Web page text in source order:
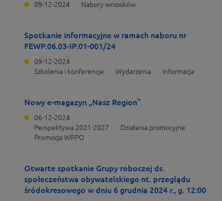
09-12-2024 Nabory wniosków
Spotkanie informacyjne w ramach naboru nr
FEWP.06.03-IP.01-001/24
09-12-2024
Szkolenia i konferencje
Wydarzenia Informacja
Nowy e-magazyn „Nasz Region”
06-12-2024
Perspektywa 2021-2027
Działania promocyjne
Promocja WRPO
Otwarte spotkanie Grupy roboczej ds.
społeczeństwa obywatelskiego nt. przeglądu
śródokresowego w dniu 6 grudnia 2024 r., g. 12:00